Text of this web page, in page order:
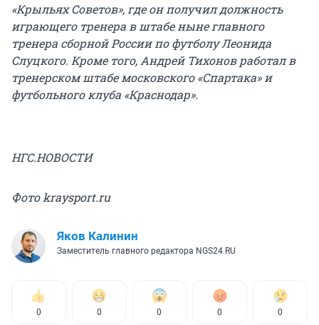
«Крыльях Советов», где он получил должность
играющего тренера в штабе ныне главного
тренера сборной России по футболу Леонида
Слуцкого. Кроме того, Андрей Тихонов работал в
тренерском штабе московского «Спартака» и
футбольного клуба «Краснодар».
НГС.НОВОСТИ
Фото kraysport.ru
Яков Калинин
Заместитель главного редактора NGS24.RU
0 0 0 0 0